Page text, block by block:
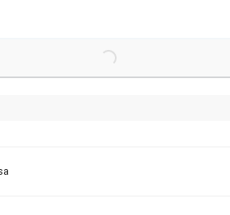
Loading...